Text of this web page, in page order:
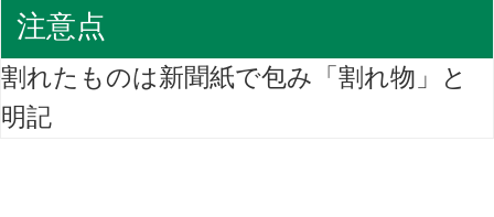
注意点
割れたものは新聞紙で包み「割れ物」と
明記